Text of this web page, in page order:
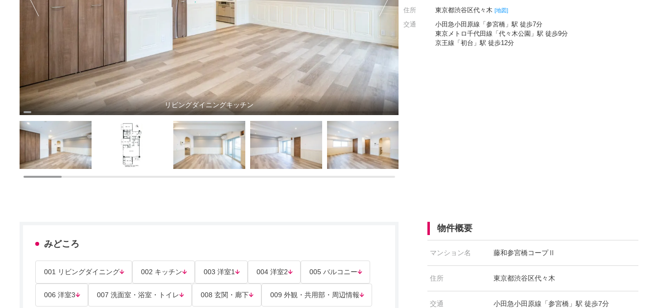
リビングダイニングキッチン
住所
東京都渋谷区代々木 [地図]
交通
小田急小田原線「参宮橋」駅 徒歩7分
東京メトロ千代田線「代々木公園」駅 徒歩9分
京王線「初台」駅 徒歩12分
みどころ
001 リビングダイニング 002 キッチン 003 洋室1 004 洋室2 005 バルコニー
006 洋室3 007 洗面室・浴室・トイレ 008 玄関・廊下 009 外観・共用部・周辺情報
物件概要
マンション名 藤和参宮橋コープⅡ
住所 東京都渋谷区代々木
交通
小田急小田原線「参宮橋」駅 徒歩7分